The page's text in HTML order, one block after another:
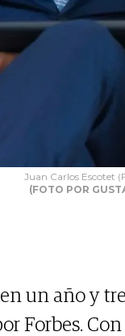
Juan Carlos Escotet
(FOTO POR
un año y
Forbes. Con